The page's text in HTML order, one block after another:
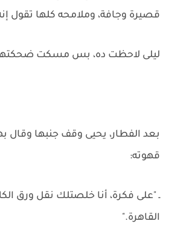
قصيرة وجافة، وملامحه كلها تقول
ليلى لاحظت ده، بس مسكت ضحكتها
بعد الفطار، يحيى وقف جنبها وقال
قهوته:
ـ "على فكرة، أنا خلصتلك نقل ورق
القاهرة."